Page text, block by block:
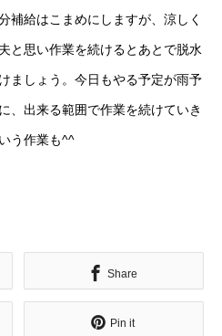
補給はこまめにしますが、涼しく
と思い作業を続けるとあとで脱水
ましょう。今日もやる予定が雨予
出来る範囲で作業を続けていき
う作業も^^
Share
Pin it